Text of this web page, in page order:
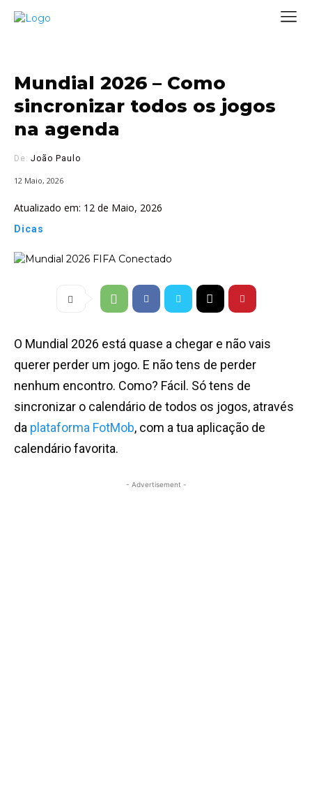
Mundial 2026 – Como
sincronizar todos os jogos
na agenda
De: João Paulo
12 Maio, 2026
Atualizado em: 12 de Maio, 2026
Dicas
O Mundial 2026 está quase a chegar e não vais
querer perder um jogo. E não tens de perder
nenhum encontro. Como? Fácil. Só tens de
sincronizar o calendário de todos os jogos, através
da plataforma FotMob, com a tua aplicação de
calendário favorita.
- Advertisement -